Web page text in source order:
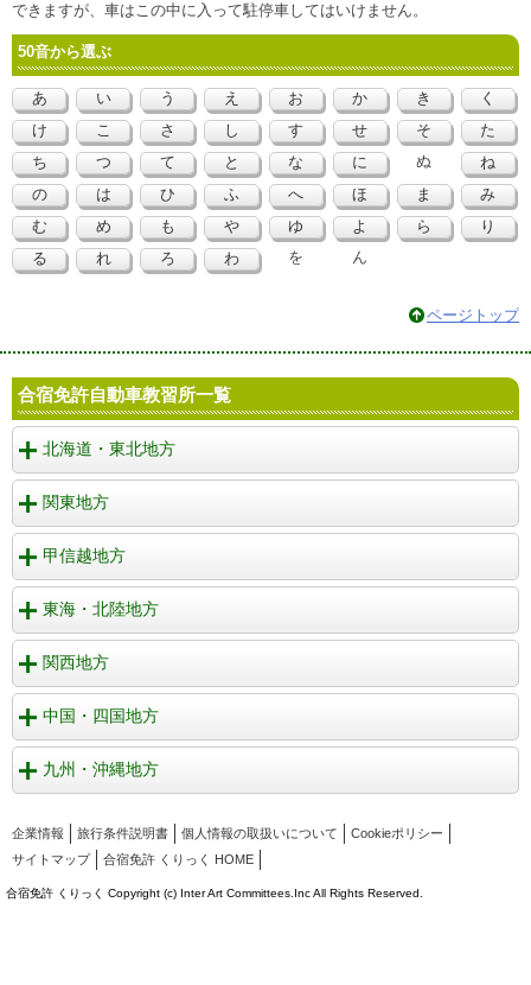
できますが、車はこの中に入って駐停車してはいけません。
50音から選ぶ
あ い う え お か き
く
け
こ さ し す せ そ
た
ち
つ て と な に ぬ
ね
の
は ひ ふ へ ほ ま
み
む
め も や ゆ よ ら
り
る
れ ろ わ を ん
ページトップ
合宿免許自動車教習所一覧
北海道・東北地方
関東地方
甲信越地方
東海・北陸地方
関西地方
中国・四国地方
九州・沖縄地方
企業情報 旅行条件説明書 個人情報の取扱いについて
Cookieポリシー
サイトマップ
合宿免許 くりっく HOME
合宿免許 くりっく Copyright (c) Inter Art Committees.Inc All Rights Reserved.